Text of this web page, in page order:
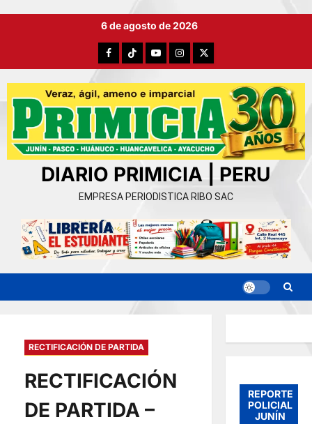
6 de agosto de 2026
FacebookTikTokYouTubeInstagram
X
DIARIO PRIMICIA | PERU
EMPRESA PERIODISTICA RIBO SAC
RECTIFICACIÓN DE PARTIDA
RECTIFICACIÓN
DE PARTIDA –
REPORTE
POLICIAL
JUNÍN